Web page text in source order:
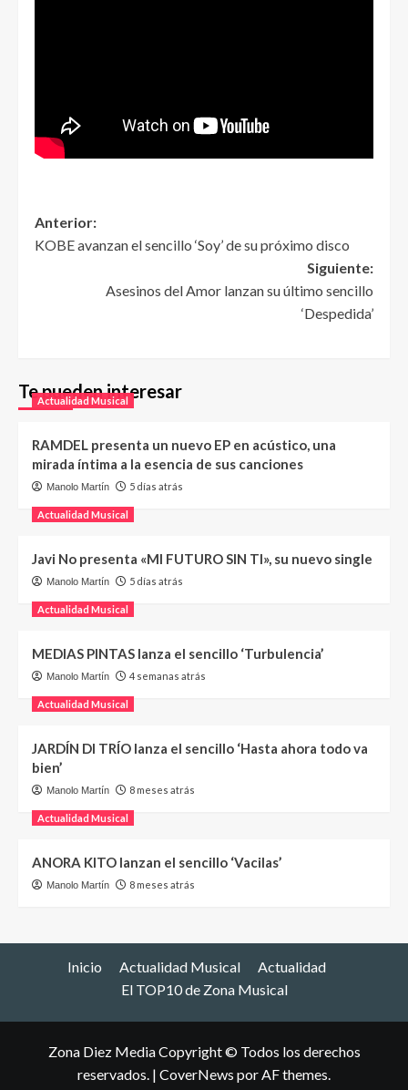
Anterior:
KOBE avanzan el sencillo ‘Soy’ de su próximo disco
Siguiente:
Asesinos del Amor lanzan su último sencillo
‘Despedida’
Te pueden interesar
Actualidad Musical
RAMDEL presenta un nuevo EP en acústico, una
mirada íntima a la esencia de sus canciones
Manolo Martín 5 días atrás
Actualidad Musical
Javi No presenta «MI FUTURO SIN TI», su nuevo single
Manolo Martín 5 días atrás
Actualidad Musical
MEDIAS PINTAS lanza el sencillo ‘Turbulencia’
Manolo Martín 4 semanas atrás
Actualidad Musical
JARDÍN DI TRÍO lanza el sencillo ‘Hasta ahora todo va
bien’
Manolo Martín 8 meses atrás
Actualidad Musical
ANORA KITO lanzan el sencillo ‘Vacilas’
Manolo Martín 8 meses atrás
Inicio Actualidad Musical
Actualidad
El TOP10 de Zona Musical
Zona Diez Media Copyright © Todos los derechos
reservados. | CoverNews por AF themes.